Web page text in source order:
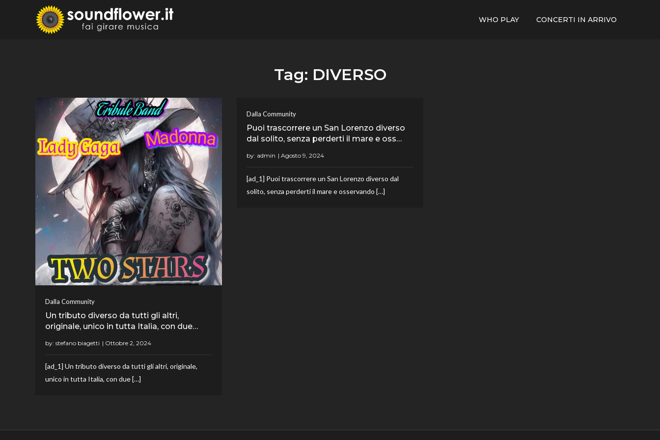
WHO PLAY CONCERTI IN ARRIVO
Tag: DIVERSO
Dalla Community
Un tributo diverso da tutti gli altri,
originale, unico in tutta Italia, con due…
by: stefano biagetti
[ad_1] Un tributo diverso da tutti gli altri, originale,
unico in tutta Italia, con due […]
Dalla Community
Puoi trascorrere un San Lorenzo diverso
dal solito, senza perderti il mare e oss…
by: admin
[ad_1] Puoi trascorrere un San Lorenzo diverso dal
solito, senza perderti il mare e osservando […]